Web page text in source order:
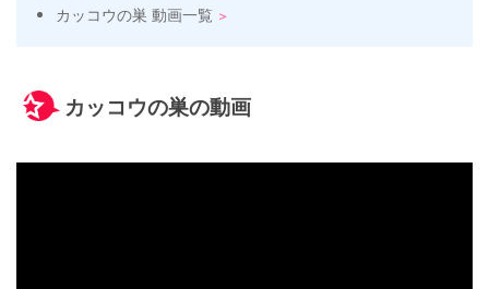
カッコウの巣 動画一覧
カッコウの巣の動画